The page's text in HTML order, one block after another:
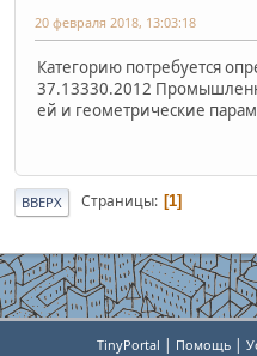
20 февраля 2018, 13:03:18
Категорию потребуется
37.13330.2012
ей и геометрические
ВВЕРХ Страницы 1
TinyPortal | Помощь |